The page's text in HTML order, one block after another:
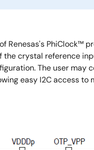
Renesas's
crystal reference
The user may
easy I2C access to